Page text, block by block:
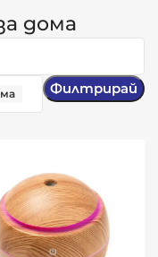
дома
Филтрирай